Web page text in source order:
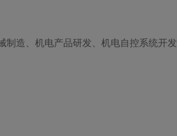
制造、机电产品研发、机电自控系统开发